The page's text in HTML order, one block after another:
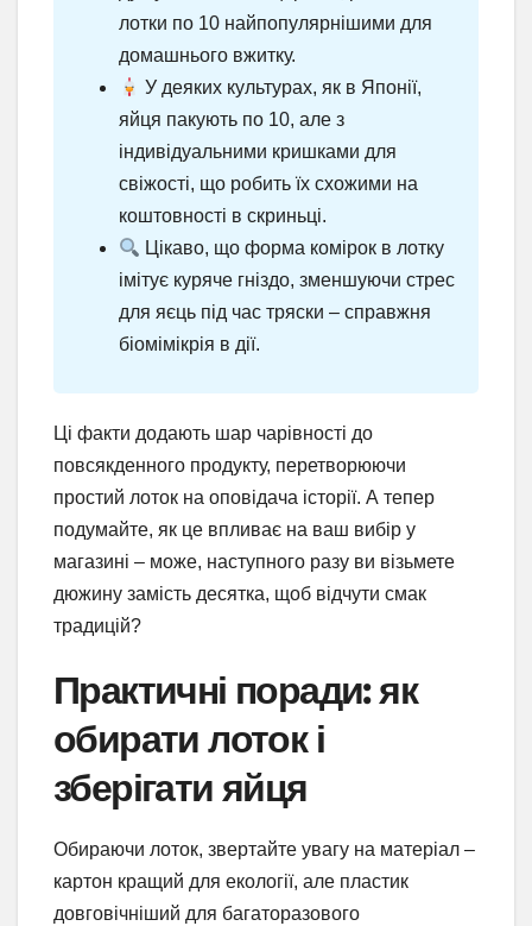
лотки по 10 найпопулярнішими для
домашнього вжитку.
У деяких культурах, як в Японії,
яйця пакують по 10, але з
індивідуальними кришками для
свіжості, що робить їх схожими на
коштовності в скриньці.
Цікаво, що форма комірок в лотку
імітує куряче гніздо, зменшуючи стрес
для яєць під час тряски – справжня
біомімікрія в дії.
Ці факти додають шар чарівності до
повсякденного продукту, перетворюючи
простий лоток на оповідача історії. А тепер
подумайте, як це впливає на ваш вибір у
магазині – може, наступного разу ви візьмете
дюжину замість десятка, щоб відчути смак
традицій?
Практичні поради: як
обирати лоток і
зберігати яйця
Обираючи лоток, звертайте увагу на матеріал –
картон кращий для екології, але пластик
довговічніший для багаторазового